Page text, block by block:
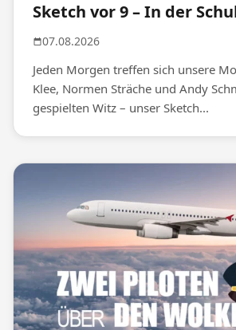
Sketch vor 9 – In der
07.08.2026
Jeden Morgen treffen sich unsere
Klee, Normen Sträche und Andy
gespielten Witz – unser Sketch...